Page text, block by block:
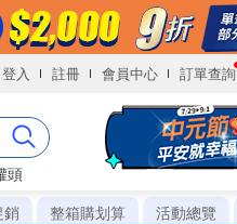
登入 註冊 會員中心 訂單查詢
頭
銷
整箱購划算 活動總覽